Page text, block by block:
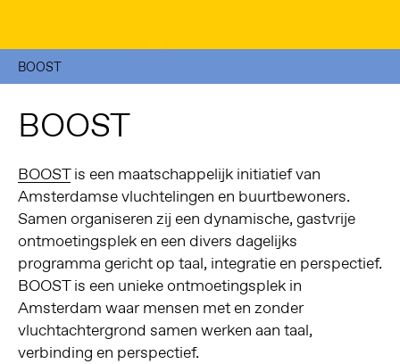
BOOST
BOOST
BOOSTis een maatschappelijk initiatief van
Amsterdamse vluchtelingen en buurtbewoners.
Samen organiseren zij een dynamische, gastvrije
ontmoetingsplek en een divers dagelijks
programma gericht op taal, integratie en perspectief.
BOOST is een unieke ontmoetingsplek in
Amsterdam waar mensen met en zonder
vluchtachtergrond samen werken aan taal,
verbinding en perspectief.